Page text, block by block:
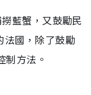
藍蟹，又鼓勵民
法國，除了鼓勵
制方法。